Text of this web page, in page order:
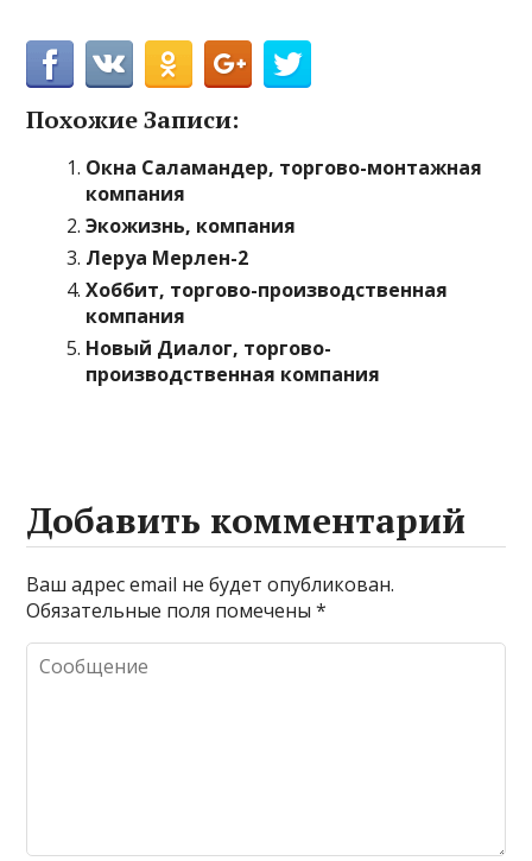
Похожие Записи:
Окна Саламандер, торгово-монтажная
компания
Экожизнь, компания
Леруа Мерлен-2
Хоббит, торгово-производственная
компания
Новый Диалог, торгово-
производственная компания
Добавить комментарий
Ваш адрес email не будет опубликован.
Обязательные поля помечены*